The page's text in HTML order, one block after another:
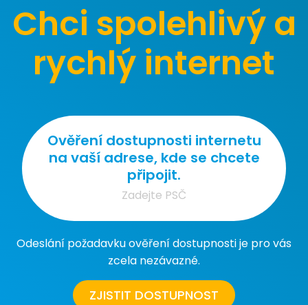
Chci spolehlivý a
rychlý internet
Ověření dostupnosti internetu
na vaší adrese, kde se chcete
připojit.
Odeslání požadavku ověření dostupnosti je pro vás
zcela nezávazné.
ZJISTIT DOSTUPNOST